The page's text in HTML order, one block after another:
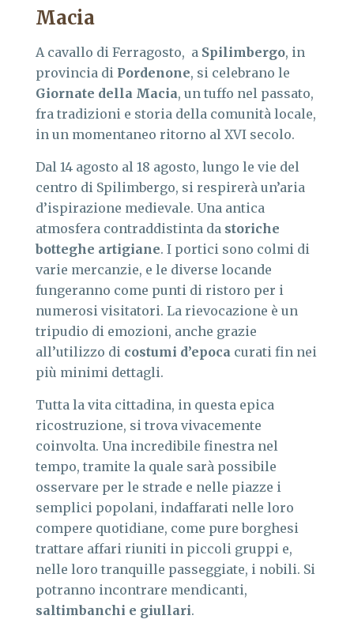
Macia
A cavallo di Ferragosto, a Spilimbergo, in
provincia di Pordenone, si celebrano le
Giornate della Macia, un tuffo nel passato,
fra tradizioni e storia della comunità locale,
in un momentaneo ritorno al XVI secolo.
Dal 14 agosto al 18 agosto, lungo le vie del
centro di Spilimbergo, si respirerà un’aria
d’ispirazione medievale. Una antica
atmosfera contraddistinta da storiche
botteghe artigiane. I portici sono colmi di
varie mercanzie, e le diverse locande
fungeranno come punti di ristoro per i
numerosi visitatori. La rievocazione è un
tripudio di emozioni, anche grazie
all’utilizzo di costumi d’epoca curati fin nei
più minimi dettagli.
Tutta la vita cittadina, in questa epica
ricostruzione, si trova vivacemente
coinvolta. Una incredibile finestra nel
tempo, tramite la quale sarà possibile
osservare per le strade e nelle piazze i
semplici popolani, indaffarati nelle loro
compere quotidiane, come pure borghesi
trattare affari riuniti in piccoli gruppi e,
nelle loro tranquille passeggiate, i nobili. Si
potranno incontrare mendicanti,
saltimbanchi e giullari.